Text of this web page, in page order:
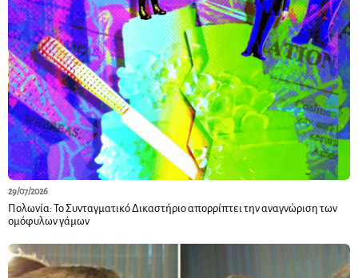
29/07/2026
Πολωνία: Το Συνταγματικό Δικαστήριο απορρίπτει την αναγνώριση των
ομόφυλων γάμων